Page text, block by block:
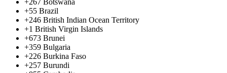
+55 Brazil
+246 British Indian Ocean Territory
+1 British Virgin Islands
+673 Brunei
+359 Bulgaria
+226 Burkina Faso
+257 Burundi